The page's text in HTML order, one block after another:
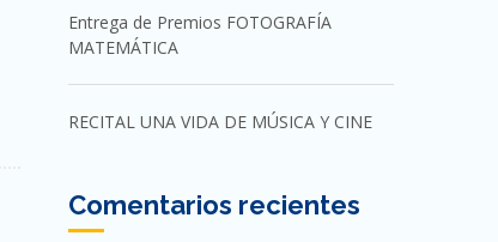
Entrega de Premios FOTOGRAFÍA
MATEMÁTICA
RECITAL UNA VIDA DE MÚSICA Y CINE
Comentarios recientes